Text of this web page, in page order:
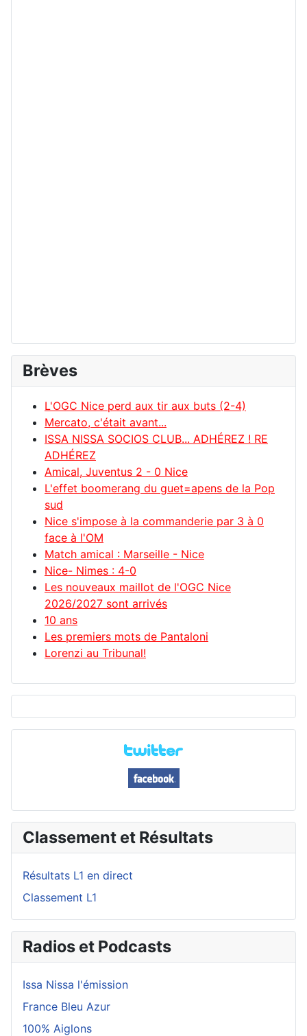
Brèves
L'OGC Nice perd aux tir aux buts (2-4)
Mercato, c'était avant...
ISSA NISSA SOCIOS CLUB... ADHÉREZ ! RE
ADHÉREZ
Amical, Juventus 2 - 0 Nice
L'effet boomerang du guet=apens de la Pop
sud
Nice s'impose à la commanderie par 3 à 0
face à l'OM
Match amical : Marseille - Nice
Nice- Nimes : 4-0
Les nouveaux maillot de l'OGC Nice
2026/2027 sont arrivés
10 ans
Les premiers mots de Pantaloni
Lorenzi au Tribunal!
Classement et Résultats
Résultats L1 en direct
Classement L1
Radios et Podcasts
Issa Nissa l'émission
France Bleu Azur
100% Aiglons